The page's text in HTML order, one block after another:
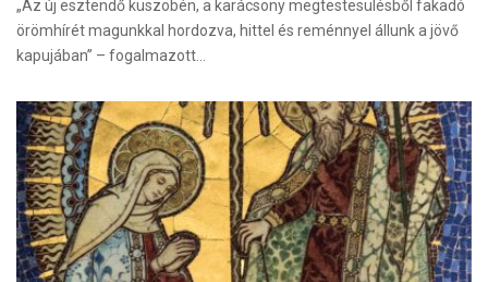
„Az új esztendő küszöbén, a karácsony megtestesülésből fakadó
örömhírét magunkkal hordozva, hittel és reménnyel állunk a jövő
kapujában” – fogalmazott…